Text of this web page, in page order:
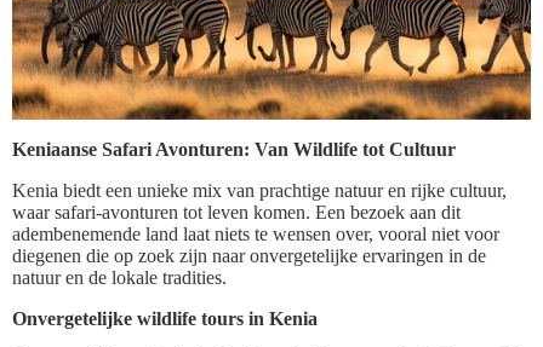
Keniaanse Safari Avonturen: Van Wildlife tot Cultuur
Kenia biedt een unieke mix van prachtige natuur en rijke cultuur,
waar safari-avonturen tot leven komen. Een bezoek aan dit
adembenemende land laat niets te wensen over, vooral niet voor
diegenen die op zoek zijn naar onvergetelijke ervaringen in de
natuur en de lokale tradities.
Onvergetelijke wildlife tours in Kenia